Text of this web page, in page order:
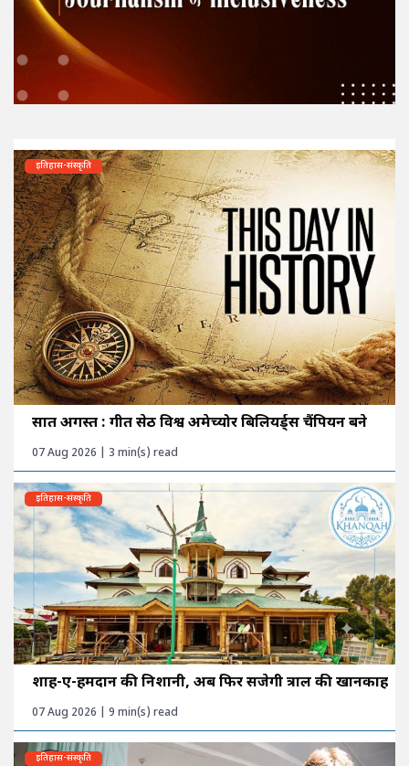
इतिहास-संस्कृति
सात अगस्त : गीत सेठी विश्व अमेच्योर बिलियर्ड्स चैंपियन बने
07 Aug 2026 | 3 min(s) read
इतिहास-संस्कृति
शाह-ए-हमदान की निशानी, अब फिर सजेगी त्राल की खानकाह
07 Aug 2026 | 9 min(s) read
इतिहास-संस्कृति